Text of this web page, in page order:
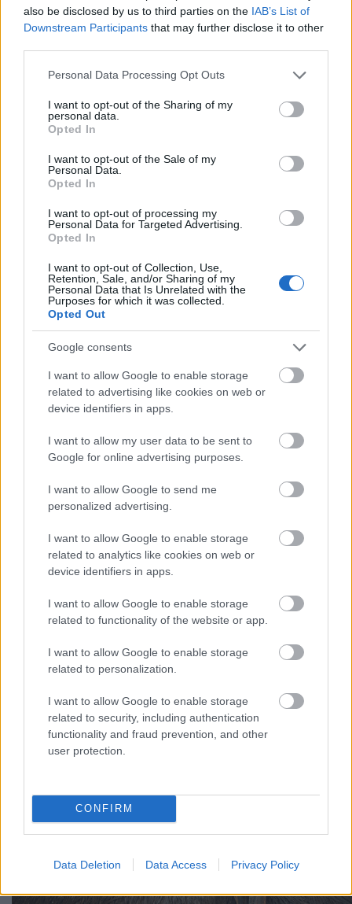
also be disclosed by us to third parties on the IAB’s List of
Downstream Participants that may further disclose it to other
Please note that this website/app uses one or more Google
not limited to your visit or usage behaviour. You may click to
grant or deny consent to Google and its third-party tags to
use your data for below specified purposes in below Google
consent section.
Personal Data Processing Opt Outs
I want to opt-out of the Sharing of my
personal data.
Opted In
I want to opt-out of the Sale of my
Personal Data.
Opted In
I want to opt-out of processing my
Personal Data for Targeted Advertising.
Opted In
I want to opt-out of Collection, Use,
Retention, Sale, and/or Sharing of my
Personal Data that Is Unrelated with the
Purposes for which it was collected.
Opted Out
Google consents
I want to allow Google to enable storage
related to advertising like cookies on web or
device identifiers in apps.
I want to allow my user data to be sent to
Google for online advertising purposes.
I want to allow Google to send me
personalized advertising.
I want to allow Google to enable storage
related to analytics like cookies on web or
device identifiers in apps.
I want to allow Google to enable storage
related to functionality of the website or app.
I want to allow Google to enable storage
related to personalization.
I want to allow Google to enable storage
related to security, including authentication
functionality and fraud prevention, and other
user protection.
CONFIRM
Data Deletion Data Access Privacy Policy